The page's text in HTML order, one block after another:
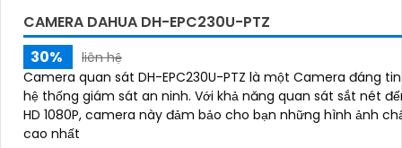
CAMERA DAHUA DH-EPC230U-PTZ
30%
liên hệ
Camera quan sát DH-EPC230U-PTZ là một Camera đáng
hệ thống giám sát an ninh. Với khả năng quan sát sắt nét đến FULL
HD 1080P, camera này đảm bảo cho bạn những hình ảnh
cao nhất